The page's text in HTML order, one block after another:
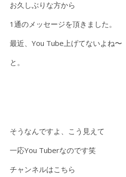
お久しぶりな方から
1通のメッセージを頂きました。
最近、You Tube上げてないよね〜
と。
そうなんですよ、こう見えて
一応You Tuberなのです笑
チャンネルはこちら